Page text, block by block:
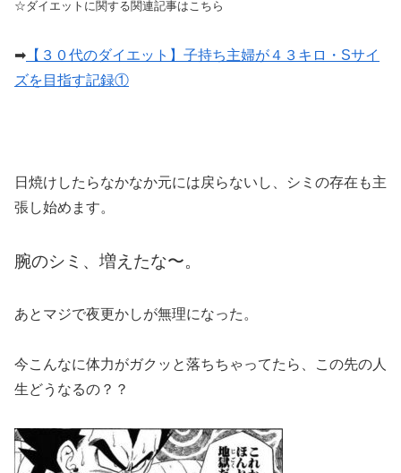
☆ダイエットに関する関連記事はこちら
➡︎ 【３０代のダイエット】子持ち主婦が４３キロ・Sサイ
ズを目指す記録①
日焼けしたらなかなか元には戻らないし、シミの存在も主
張し始めます。
腕のシミ、増えたな〜。
あとマジで夜更かしが無理になった。
今こんなに体力がガクッと落ちちゃってたら、この先の人
生どうなるの？？